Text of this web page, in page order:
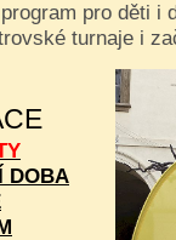
pro děti i
turnaje i
DOBA